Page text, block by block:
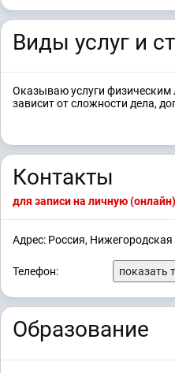
Виды услуг и
Оказываю услуги физическим
зависит от сложности дела,
Контакты
для записи на личную
Адрес: Россия,
Телефон: показать
Образование